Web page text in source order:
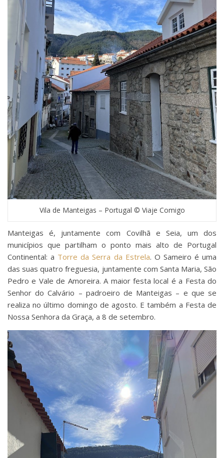
Vila de Manteigas – Portugal © Viaje Comigo
Manteigas é, juntamente com Covilhã e Seia, um dos
municípios que partilham o ponto mais alto de Portugal
Continental: a Torre da Serra da Estrela. O Sameiro é uma
das suas quatro freguesia, juntamente com Santa Maria, São
Pedro e Vale de Amoreira. A maior festa local é a Festa do
Senhor do Calvário – padroeiro de Manteigas – e que se
realiza no último domingo de agosto. E também a Festa de
Nossa Senhora da Graça, a 8 de setembro.